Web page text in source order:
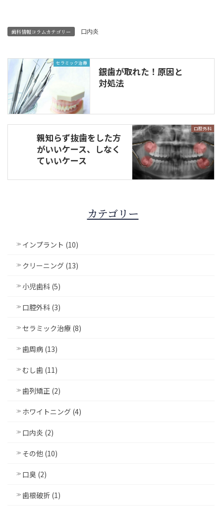
歯科情報コラムカテゴリー 口内炎
セラミック治療
銀歯が取れた！原因と
対処法
口腔外科
親知らず抜歯をした方
がいいケース、しなく
ていいケース
カテゴリー
インプラント (10)
クリーニング (13)
小児歯科 (5)
口腔外科 (3)
セラミック治療 (8)
歯周病 (13)
むし歯 (11)
歯列矯正 (2)
ホワイトニング (4)
口内炎 (2)
その他 (10)
口臭 (2)
歯根破折 (1)